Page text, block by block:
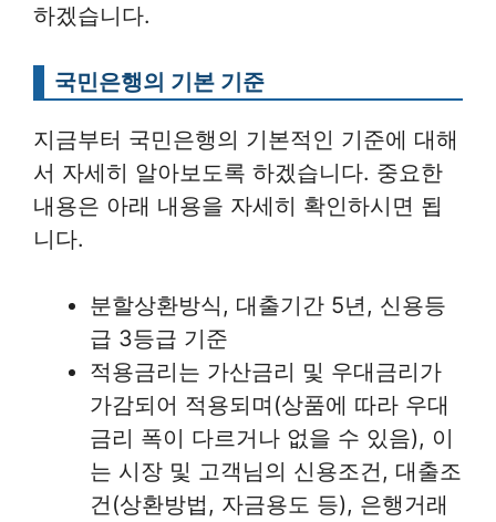
하겠습니다.
국민은행의 기본 기준
지금부터 국민은행의 기본적인 기준에 대해
서 자세히 알아보도록 하겠습니다. 중요한
내용은 아래 내용을 자세히 확인하시면 됩
니다.
분할상환방식, 대출기간 5년, 신용등
급 3등급 기준
적용금리는 가산금리 및 우대금리가
가감되어 적용되며(상품에 따라 우대
금리 폭이 다르거나 없을 수 있음), 이
는 시장 및 고객님의 신용조건, 대출조
건(상환방법, 자금용도 등), 은행거래